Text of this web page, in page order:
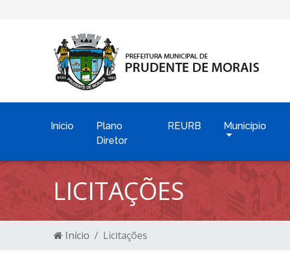
Início
Plano
Diretor
REURB Município
LICITAÇÕES
Início Licitações